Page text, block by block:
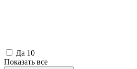
Да 10
Показать все